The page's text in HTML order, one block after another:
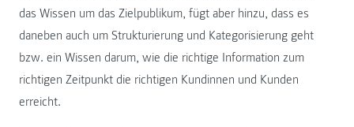
das Wissen um das Zielpublikum, fügt aber hinzu, dass es
daneben auch um Strukturierung und Kategorisierung geht
bzw. ein Wissen darum, wie die richtige Information zum
richtigen Zeitpunkt die richtigen Kundinnen und Kunden
erreicht.